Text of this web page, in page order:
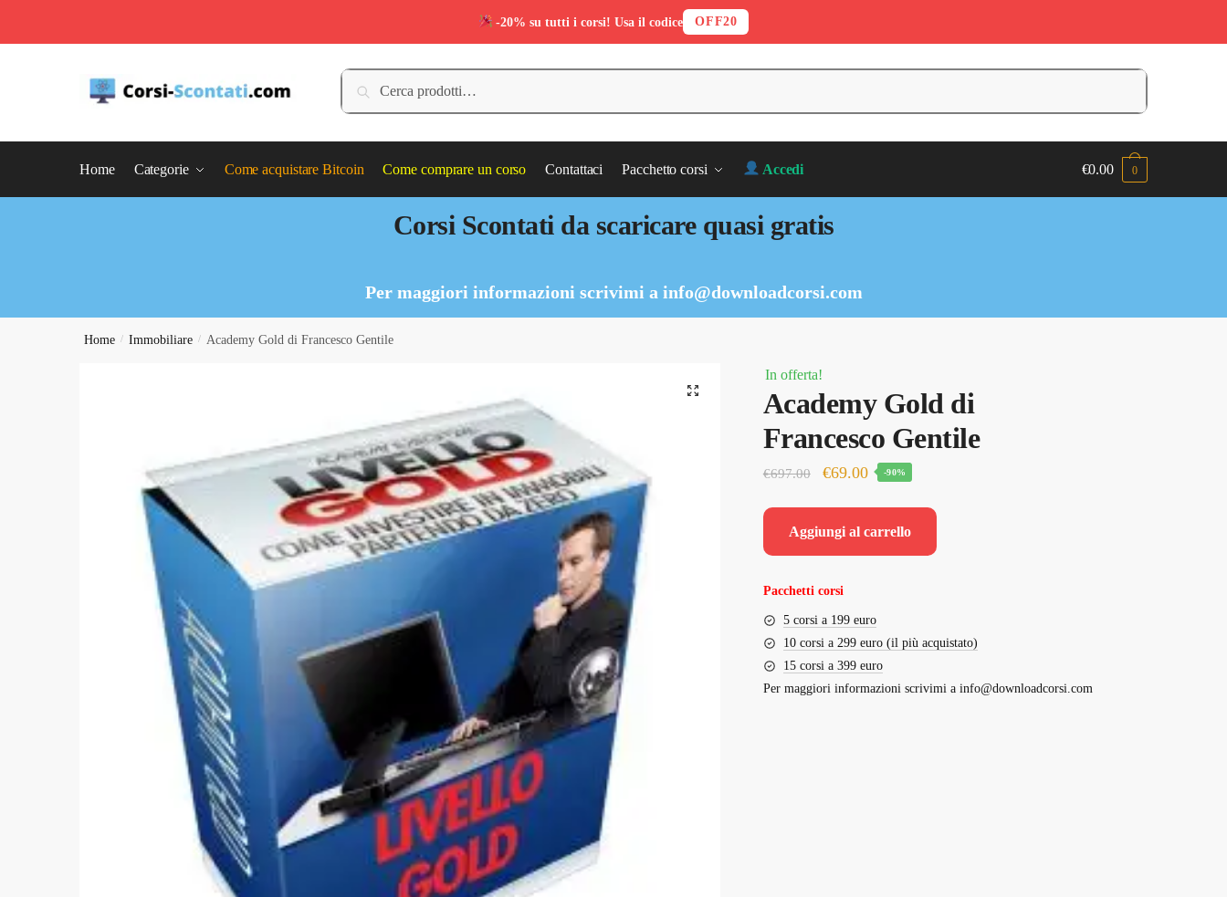
Cerca:
Cerca
Home Categorie Come acquistare Bitcoin Come comprare un corso Contattaci Pacchetto corsi Accedi €0.00 0
Corsi Scontati da scaricare quasi gratis
Per maggiori informazioni scrivimi a info@downloadcorsi.com
Home / Immobiliare / Academy Gold di Francesco Gentile
In offerta!
Academy Gold di
Francesco Gentile
€697.00
Il
originale
€69.00Il
attuale
-90%
Aggiungi al carrello
Pacchetti corsi
5 corsi a 199 euro
10 corsi a 299 euro (il più acquistato)
15 corsi a 399 euro
Per maggiori informazioni scrivimi a info@downloadcorsi.com
-20% su tutti i corsi! Usa il codice OFF20